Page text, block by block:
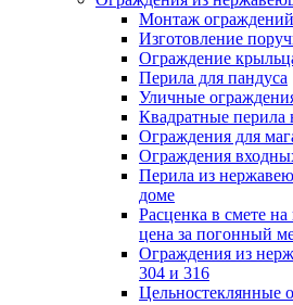
Монтаж ограждений
Изготовление
Ограждение
Перила для пандуса
Уличные
Квадратные перила
Ограждения для
Ограждения
Перила из
доме
Расценка в смете
цена за погонный
Ограждения из
304 и 316
Цельностеклянные